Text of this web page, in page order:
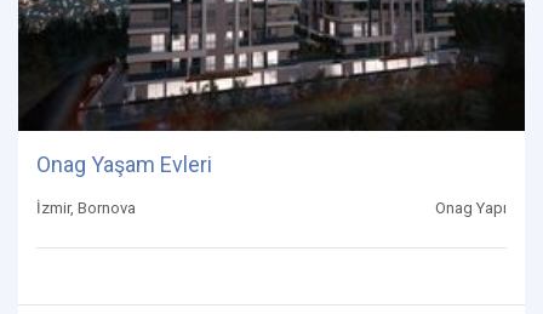
Onag Yaşam Evleri
İzmir, Bornova Onag Yapı